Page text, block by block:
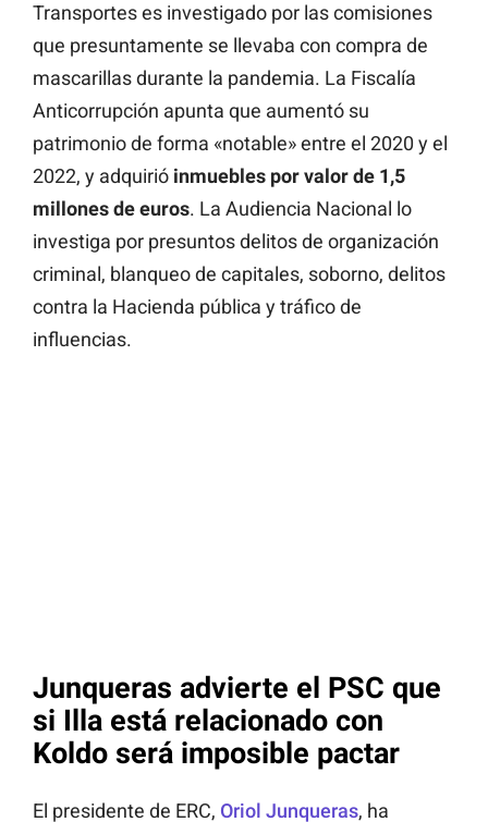
Transportes es investigado por las comisiones
que presuntamente se llevaba con compra de
mascarillas durante la pandemia. La Fiscalía
Anticorrupción apunta que aumentó su
patrimonio de forma «notable» entre el 2020 y el
2022, y adquirió inmuebles por valor de 1,5
millones de euros. La Audiencia Nacional lo
investiga por presuntos delitos de organización
criminal, blanqueo de capitales, soborno, delitos
contra la Hacienda pública y tráfico de
influencias.
Junqueras advierte el PSC que
si Illa está relacionado con
Koldo será imposible pactar
El presidente de ERC, Oriol Junqueras, ha